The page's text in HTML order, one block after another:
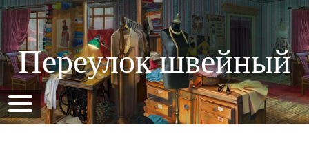
Переулок швейный